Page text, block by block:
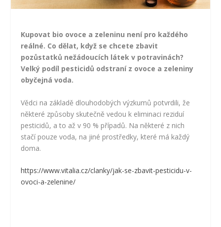
Kupovat bio ovoce a zeleninu není pro každého
reálné. Co dělat, když se chcete zbavit
pozůstatků nežádoucích látek v potravinách?
Velký podíl pesticidů odstraní z ovoce a zeleniny
obyčejná voda.
Vědci na základě dlouhodobých výzkumů potvrdili, že
některé způsoby skutečně vedou k eliminaci reziduí
pesticidů, a to až v 90 % případů. Na některé z nich
stačí pouze voda, na jiné prostředky, které má každý
doma.
https://www.vitalia.cz/clanky/jak-se-zbavit-pesticidu-v-
ovoci-a-zelenine/